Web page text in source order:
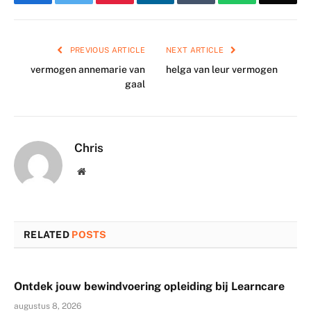
PREVIOUS ARTICLE
vermogen annemarie van
gaal
NEXT ARTICLE
helga van leur vermogen
Chris
Website
RELATED POSTS
Ontdek jouw bewindvoering opleiding bij Learncare
augustus 8, 2026